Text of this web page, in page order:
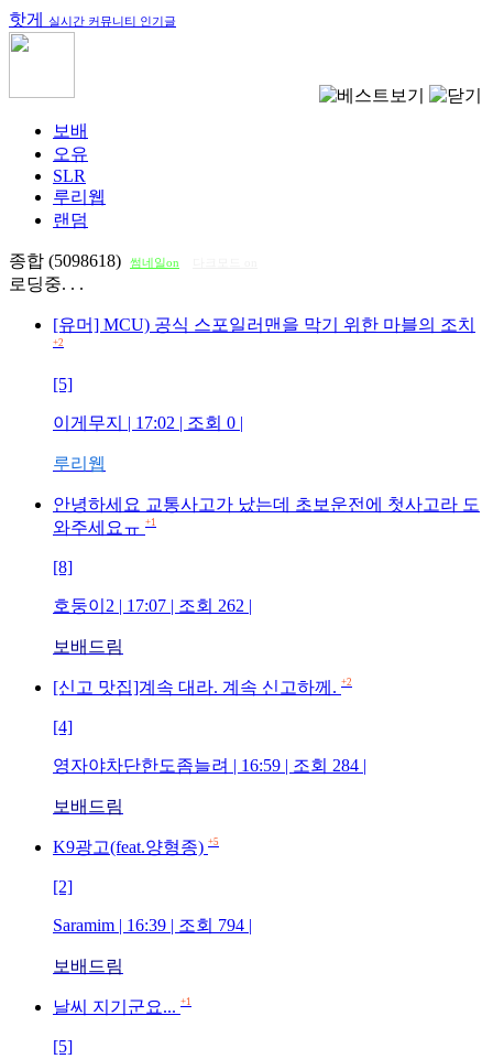
핫게 실시간 커뮤니티 인기글
보배
오유
SLR
루리웹
랜덤
종합 (5098618) 썸네일on
로딩중. . .
[유머] MCU) 공식 스포일러맨을 막기 위한 마블의 조치
+2
[5]
이게무지 | 17:02 | 조회 0 |
루리웹
안녕하세요 교통사고가 났는데 초보운전에 첫사고라 도
와주세요ㅠ +1
[8]
호둥이2 | 17:07 | 조회 262 |
보배드림
[신고 맛집]계속 대라. 계속 신고하께. +2
[4]
영자야차단한도좀늘려 | 16:59 | 조회 284 |
보배드림
K9광고(feat.양형종) +5
[2]
Saramim | 16:39 | 조회 794 |
보배드림
날씨 지기군요... +1
[5]